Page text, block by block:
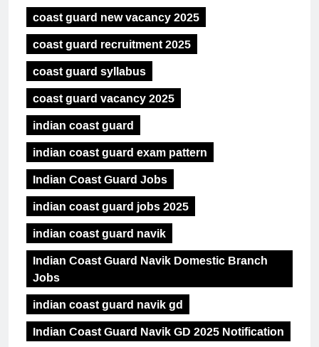
coast guard new vacancy 2025
coast guard recruitment 2025
coast guard syllabus
coast guard vacancy 2025
indian coast guard
indian coast guard exam pattern
Indian Coast Guard Jobs
indian coast guard jobs 2025
indian coast guard navik
Indian Coast Guard Navik Domestic Branch
Jobs
indian coast guard navik gd
Indian Coast Guard Navik GD 2025 Notification